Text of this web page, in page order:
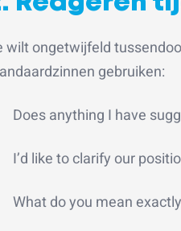
wilt ongetwijfeld
gebruiken:
Does anything I have
I’d like to clarify our
What do you mean